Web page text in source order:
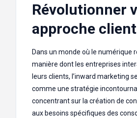
Révolutionner
approche client
Dans un monde où le numérique
manière dont les entreprises
leurs clients, l’inward marketing
comme une stratégie
concentrant sur la création de
aux besoins spécifiques des